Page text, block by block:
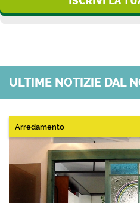
ULTIME NOTIZIE DAL
Arredamento